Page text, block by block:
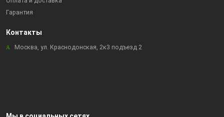
Гарантия
Контакты
Москва, ул. Краснодонская, 2к3 подъезд 2